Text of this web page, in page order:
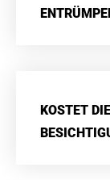
KOSTET